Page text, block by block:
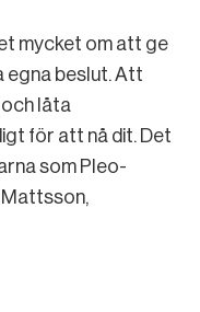
mycket om att ge
egna beslut. Att
låta
för att nå dit. Det
som Pleo-